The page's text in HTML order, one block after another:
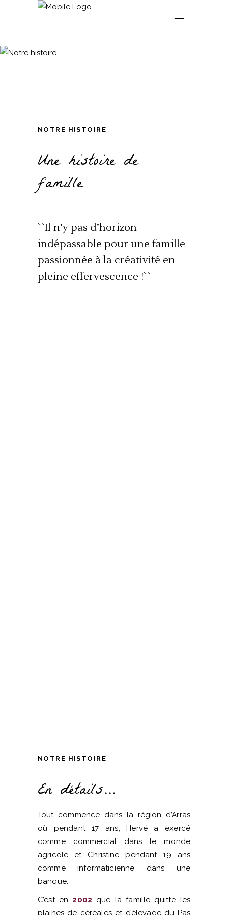
NOTRE HISTOIRE
Une histoire de
famille
``Il n’y pas d’horizon
indépassable pour une famille
passionnée à la créativité en
pleine effervescence !``
NOTRE HISTOIRE
En détails...
Tout commence dans la région d’Arras
où pendant 17 ans, Hervé a exercé
comme commercial dans le monde
agricole et Christine pendant 19 ans
comme informaticienne dans une
banque.
C’est en 2002 que la famille quitte les
plaines de céréales et d’élevage du Pas